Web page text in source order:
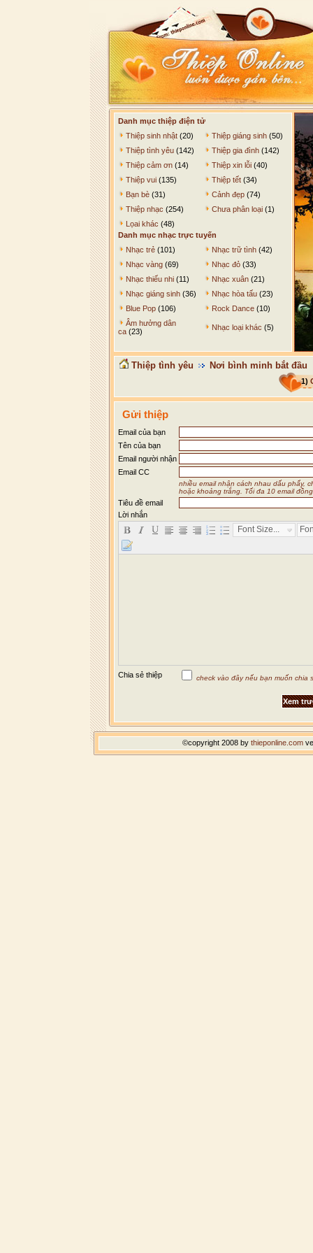
Danh mục thiệp điện tử
Thiệp sinh nhật (20) Thiệp giáng sinh (50)
Thiệp tình yêu (142) Thiệp gia đình (142)
Thiệp cảm ơn (14) Thiệp xin lỗi (40)
Thiệp vui (135) Thiệp tết (34)
Bạn bè (31) Cảnh đẹp (74)
Thiệp nhạc (254) Chưa phân loại (1)
Lọai khác (48)
Danh mục nhạc trực tuyến
Nhạc trẻ (101) Nhạc trữ tình (42)
Nhạc vàng (69) Nhạc đỏ (33)
Nhạc thiếu nhi (11) Nhạc xuân (21)
Nhạc giáng sinh (36) Nhạc hòa tấu (23)
Blue Pop (106) Rock Dance (10)
Âm hưởng dân
ca (23) Nhạc loại khác (5)
Thiệp tình yêu Nơi bình minh bắt đầu
1)
Gửi thiệp
Email của bạn
Tên của bạn
Email người nhận
Email CC
nhiều email nhận cách nhau dấu phẩy,
hoặc khoảng trắng. Tối đa 10 email
Tiêu đề email
Lời nhắn
Font Size...
Chia sẻ thiệp check vào đây nếu bạn muốn chia
©copyright 2008 by thieponline.com